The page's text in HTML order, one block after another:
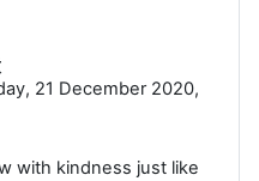
21 December 2020,
with kindness just like